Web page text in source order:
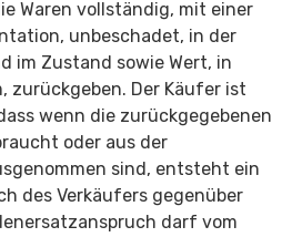
Waren vollständig, mit einer
unbeschadet, in der
im Zustand sowie Wert, in
zurückgeben. Der Käufer ist
wenn die zurückgegebenen
oder aus der
sind, entsteht ein
des Verkäufers gegenüber
darf vom